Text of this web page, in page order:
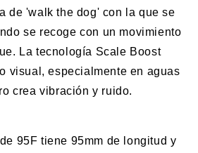
de 'walk the dog' con la que se
se recoge con un movimiento
La tecnología Scale Boost
visual, especialmente en aguas
crea vibración y ruido.
95F tiene 95mm de longitud y